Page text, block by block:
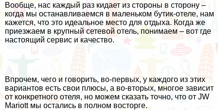
Вообще, нас каждый раз кидает из стороны в сторону –
когда мы останавливаемся в маленьком бутик-отеле, нам
кажется, что это идеальное место для отдыха. Когда же
приезжаем в крупный сетевой отель, понимаем – вот где
настоящий сервис и качество.
Впрочем, чего и говорить, во-первых, у каждого из этих
вариантов есть свои плюсы, а во-вторых, многое зависит
от конкретного отеля, но можем сказать точно, что от JW
Mariott мы остались в полном восторге.